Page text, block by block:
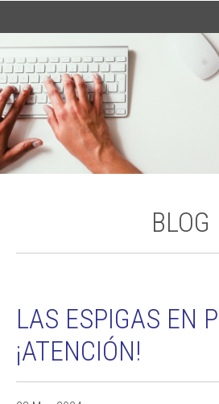
BLOG
LAS ESPIGAS EN
¡ATENCIÓN!